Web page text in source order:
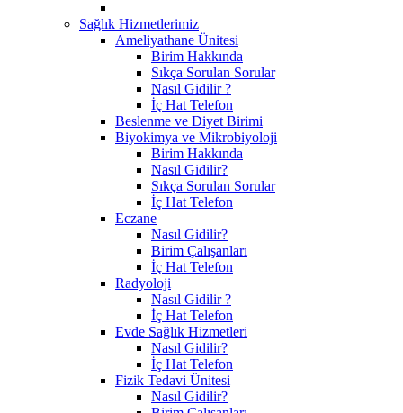
Sağlık Hizmetlerimiz
Ameliyathane Ünitesi
Birim Hakkında
Sıkça Sorulan Sorular
Nasıl Gidilir ?
İç Hat Telefon
Beslenme ve Diyet Birimi
Biyokimya ve Mikrobiyoloji
Birim Hakkında
Nasıl Gidilir?
Sıkça Sorulan Sorular
İç Hat Telefon
Eczane
Nasıl Gidilir?
Birim Çalışanları
İç Hat Telefon
Radyoloji
Nasıl Gidilir ?
İç Hat Telefon
Evde Sağlık Hizmetleri
Nasıl Gidilir?
İç Hat Telefon
Fizik Tedavi Ünitesi
Nasıl Gidilir?